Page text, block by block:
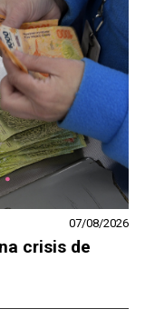
07/08/2026
crisis de